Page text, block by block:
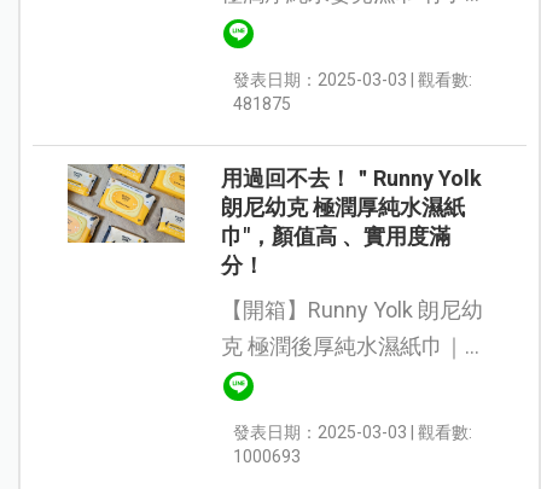
子後不管到哪《濕紙巾》都
是必備品，當然濕紙巾的材
質、濕度，厚度、純水 度、
挑...
發表日期：2025-03-03 | 觀看數:
481875
用過回不去！＂Runny Yolk
朗尼幼克 極潤厚純水濕紙
巾"，顏值高 、實用度滿
分！
【開箱】Runny Yolk 朗尼幼
克 極潤後厚純水濕紙巾｜天
然成分 純水濕紙巾 大家對
Runny Yolk 朗尼幼克 應該都
不陌生吧！他們家最有名的
發表日期：2025-03-03 | 觀看數:
1000693